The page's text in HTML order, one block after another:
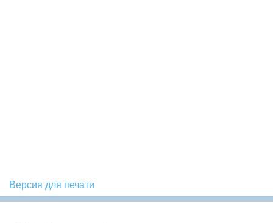
Версия для печати